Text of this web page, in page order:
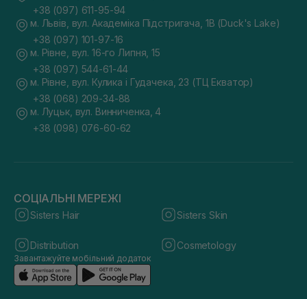
+38 (097) 611-95-94
м. Львів, вул. Академіка Підстригача, 1В (Duck's Lake)
+38 (097) 101-97-16
м. Рівне, вул. 16-го Липня, 15
+38 (097) 544-61-44
м. Рівне, вул. Кулика і Гудачека, 23 (ТЦ Екватор)
+38 (068) 209-34-88
м. Луцьк, вул. Винниченка, 4
+38 (098) 076-60-62
СОЦІАЛЬНІ МЕРЕЖІ
Sisters Hair Sisters Skin
Distribution Cosmetology
Завантажуйте мобільний додаток